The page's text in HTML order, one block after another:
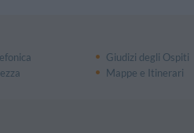
Giudizi degli Ospiti
Mappe e Itinerari